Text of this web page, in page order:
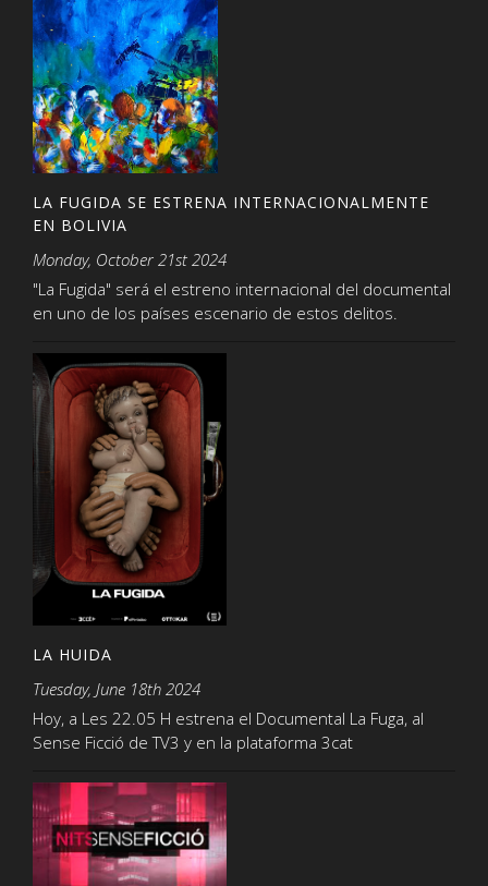
LA FUGIDA SE ESTRENA INTERNACIONALMENTE
EN BOLIVIA
Monday, October 21st 2024
"La Fugida" será el estreno internacional del documental
en uno de los países escenario de estos delitos.
LA HUIDA
Tuesday, June 18th 2024
Hoy, a Les 22.05 H estrena el Documental La Fuga, al
Sense Ficció de TV3 y en la plataforma 3cat